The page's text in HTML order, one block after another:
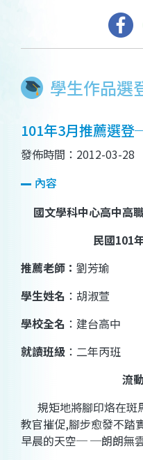
學生作品選
101年3月推薦選
發佈時間：2012-03-28
內容
國文學科中心高中高
民國101
推薦老師： 劉芳瑜
學生姓名 ： 胡淑萱
學校全名 ： 建台高中
就讀班級 ：二年丙班
流
規矩地將腳印烙在斑
教官摧促,腳步愈發不踏
早晨的天空─ ─朗朗無